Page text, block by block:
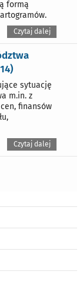
formą
Czytaj dalej
sytuację
m.in. z
finansów
Czytaj dalej